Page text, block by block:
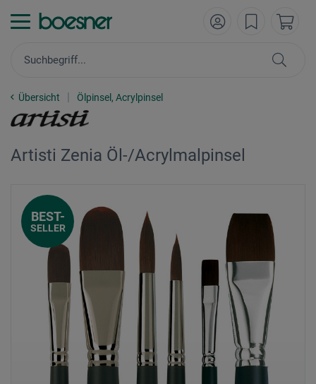
Übersicht Ölpinsel, Acrylpinsel
Artisti Zenia Öl-/Acrylmalpinsel
BEST-
SELLER